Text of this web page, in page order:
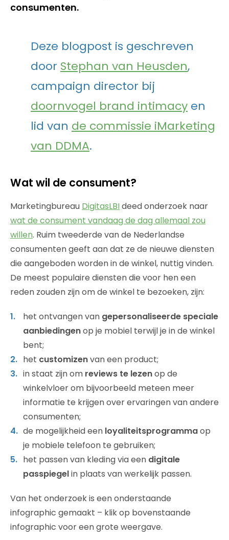
consumenten.
Deze blogpost is geschreven
door Stephan van Heusden,
campaign director bij
doornvogel brand intimacy en
lid van de commissie iMarketing
van DDMA.
Wat wil de consument?
Marketingbureau DigitasLBIdeed onderzoek naar
wat de consument vandaag de dag allemaal zou
willen. Ruim tweederde van de Nederlandse
consumenten geeft aan dat ze de nieuwe diensten
die aangeboden worden in de winkel, nuttig vinden.
De meest populaire diensten die voor hen een
reden zouden zijn om de winkel te bezoeken, zijn:
het ontvangen van gepersonaliseerde speciale
aanbiedingenop je mobiel terwijl je in de winkel
bent;
het customizenvan een product;
in staat zijn om reviews te lezenop de
winkelvloer om bijvoorbeeld meteen meer
informatie te krijgen over ervaringen van andere
consumenten;
de mogelijkheid een loyaliteitsprogrammaop
je mobiele telefoon te gebruiken;
het passen van kleding via een digitale
passpiegelin plaats van werkelijk passen.
Van het onderzoek is een onderstaande
infographic gemaakt – klik op bovenstaande
infographic voor een grote weergave.